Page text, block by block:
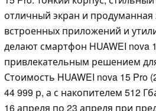
отличный экран и продуманная
встроенных приложений и
делают смартфон HUAWEI nova
привлекательным решением
Стоимость HUAWEI nova 15 Pro
44 999 р, а с накопителем 512
16 апреля по 23 апреля при